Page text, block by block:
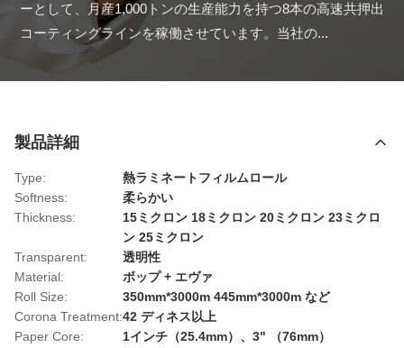
ーとして、月産1,000トンの生産能力を持つ8本の高速共押出
コーティングラインを稼働させています。当社の...
製品詳細
Type:
熱ラミネートフィルムロール
Softness:
柔らかい
Thickness:
15ミクロン 18ミクロン 20ミクロン 23ミクロ
ン 25ミクロン
Transparent:
透明性
Material:
ボップ + エヴァ
Roll Size:
350mm*3000m 445mm*3000m など
Corona Treatment:42 ディネス以上
Paper Core:
1インチ（25.4mm）、3" （76mm）